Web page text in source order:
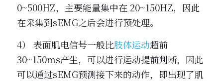
0~500HZ，主要能量集中在 20~150HZ，因此
在采集到sEMG之后会进行预处理。
4） 表面肌电信号一般比肢体运动超前
30~150ms产生，可以进行运动提前判断，因此
可以通过sEMG预测接下来的动作，即出现了肌